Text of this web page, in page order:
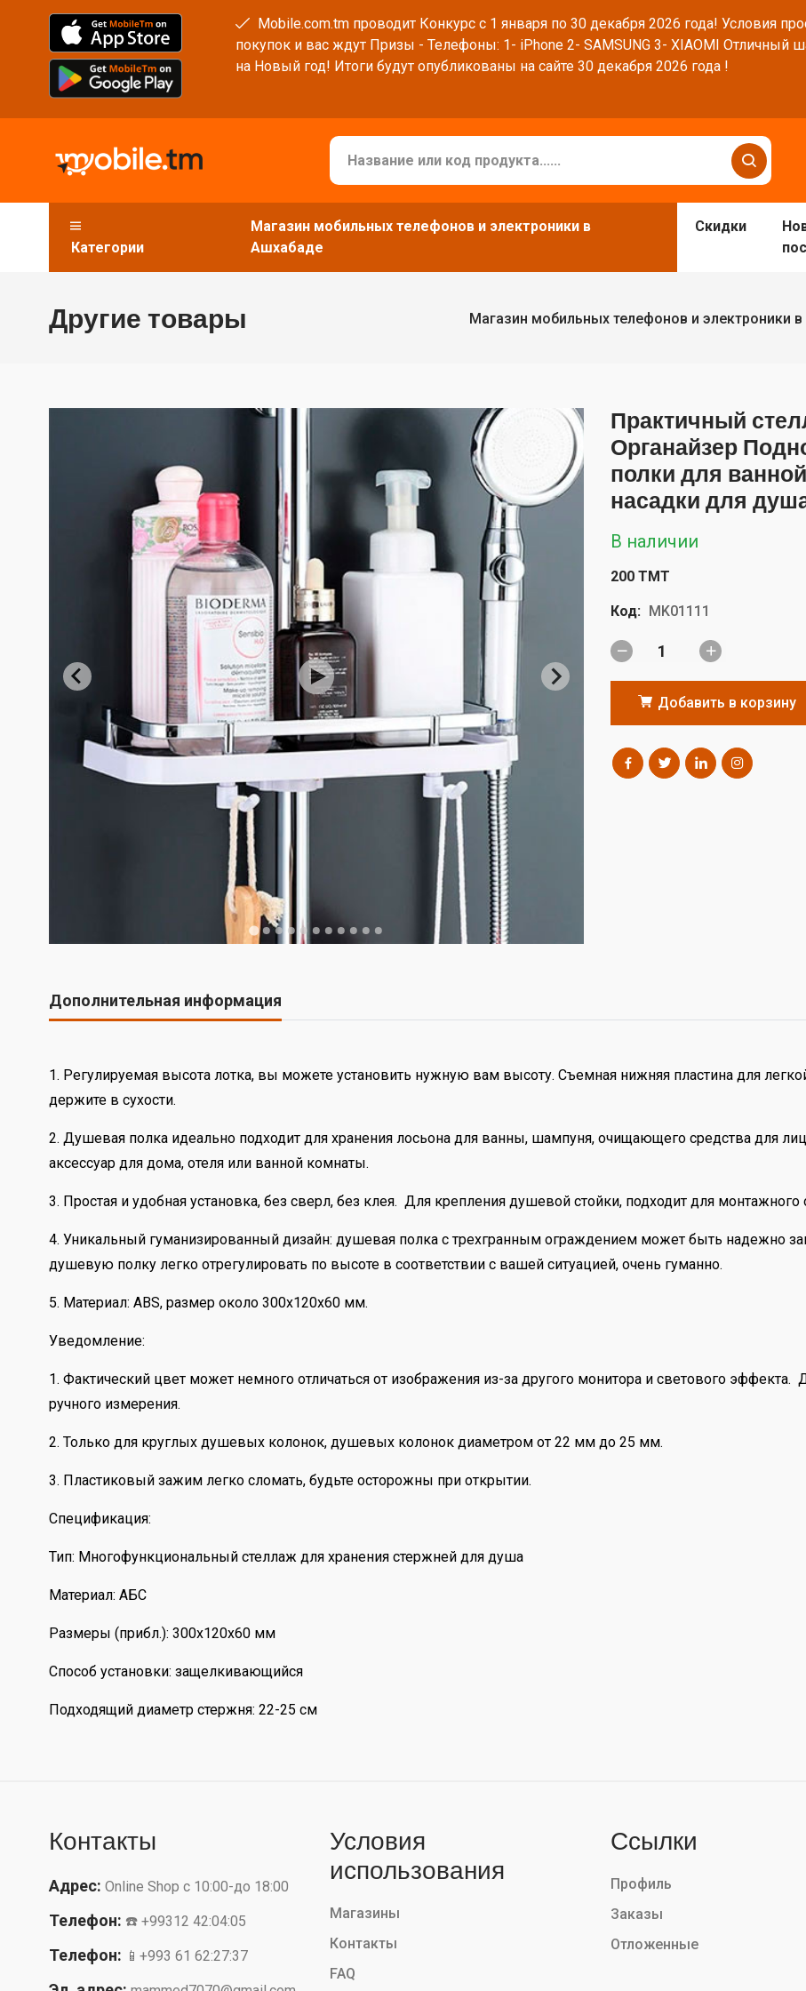
Mobile.com.tm проводит Конкурс с 1 января по 30 декабря 2026 года! Условия
покупок и вас ждут Призы - Телефоны: 1- iPhone 2- SAMSUNG 3- XIAOMI Отличный
на Новый год! Итоги будут опубликованы на сайте 30 декабря 2026 года !
Категории
Магазин мобильных телефонов и электроники в
Ашхабаде
Скидки
Другие товары Магазин мобильных телефонов и электроники
Практичный
Органайзер
полки для
насадки для
В наличии
200 TMT
Код: MK01111
Добавить в корзину
Дополнительная информация
1. Регулируемая высота лотка, вы можете установить нужную вам высоту. Съемная нижняя пластина для
держите в сухости.
2. Душевая полка идеально подходит для хранения лосьона для ванны, шампуня, очищающего средства для
аксессуар для дома, отеля или ванной комнаты.
3. Простая и удобная установка, без сверл, без клея. Для крепления душевой стойки, подходит для
4. Уникальный гуманизированный дизайн: душевая полка с трехгранным ограждением может быть надежно
душевую полку легко отрегулировать по высоте в соответствии с вашей ситуацией, очень гуманно.
5. Материал: ABS, размер около 300x120x60 мм.
Уведомление:
1. Фактический цвет может немного отличаться от изображения из-за другого монитора и светового эффекта.
ручного измерения.
2. Только для круглых душевых колонок, душевых колонок диаметром от 22 мм до 25 мм.
3. Пластиковый зажим легко сломать, будьте осторожны при открытии.
Спецификация:
Тип: Многофункциональный стеллаж для хранения стержней для душа
Материал: АБС
Размеры (прибл.): 300x120x60 мм
Способ установки: защелкивающийся
Подходящий диаметр стержня: 22-25 см
Контакты
Адрес: Online Shop с 10:00-до 18:00
Телефон: ☎️ +99312 42:04:05
Телефон: 📱+993 61 62:27:37
Условия
использования
Магазины
Контакты
FAQ
Ссылки
Профиль
Заказы
Отложенные